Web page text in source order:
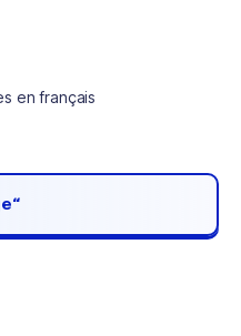
en français